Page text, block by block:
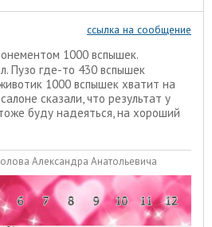
ссылка на сообщение
1000 вспышек.
Пузо где-то 430 вспышек
1000 вспышек хватит на
сказали, что результат у
буду надеяться, на хороший
Александра Анатольевича